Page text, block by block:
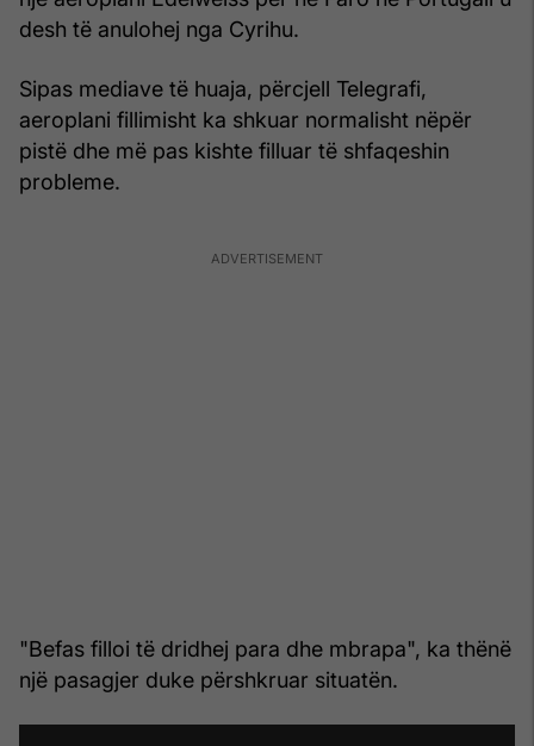
desh të anulohej nga Cyrihu.
Sipas mediave të huaja, përcjell Telegrafi,
aeroplani fillimisht ka shkuar normalisht nëpër
pistë dhe më pas kishte filluar të shfaqeshin
probleme.
"Befas filloi të dridhej para dhe mbrapa", ka thënë
një pasagjer duke përshkruar situatën.